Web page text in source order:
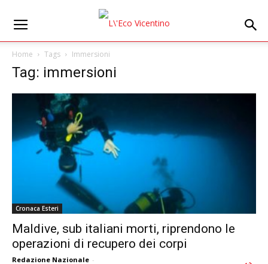
Home Tags Immersioni
Tag: immersioni
Cronaca Esteri
Maldive, sub italiani morti, riprendono le
operazioni di recupero dei corpi
Redazione Nazionale -